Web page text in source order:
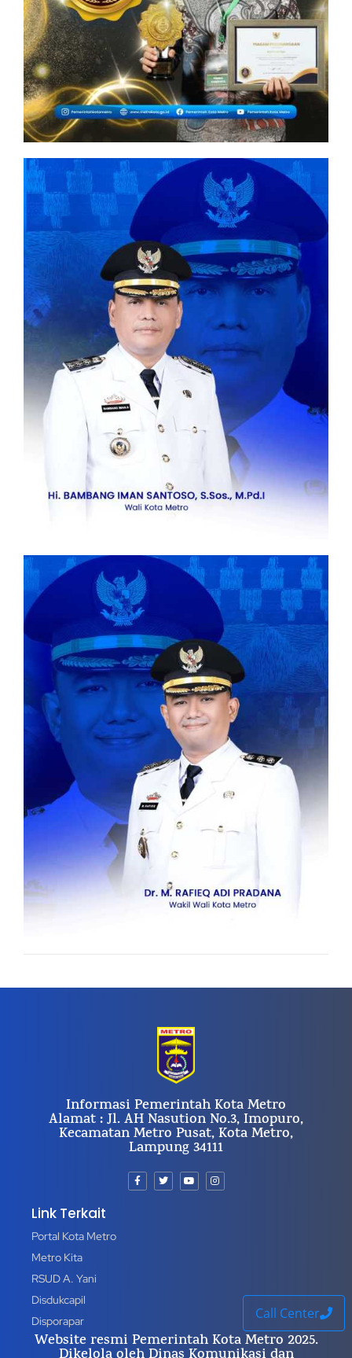
Informasi Pemerintah Kota Metro
Alamat : Jl. AH Nasution No.3, Imopuro,
Kecamatan Metro Pusat, Kota Metro,
Lampung 34111
Link Terkait
Portal Kota Metro
Metro Kita
RSUD A. Yani
Disdukcapil
Disporapar
Website resmi Pemerintah Kota Metro 2025.
Call Center